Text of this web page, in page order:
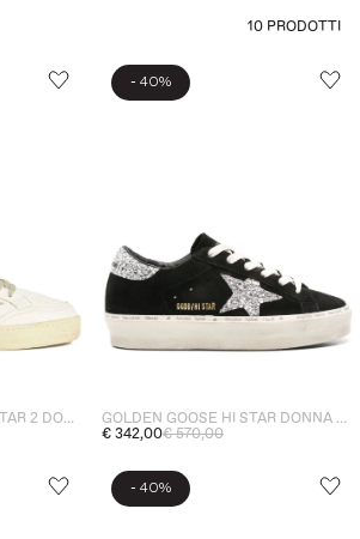
10 PRODOTTI
GOLDEN GOOSE BALL STAR 2 DONNA SNEAKERS BIANCO
- 40%
GOLDEN GOOSE HI STAR DONNA SNEAKERS NERO
€ 342,00€ 570,00
- 40%